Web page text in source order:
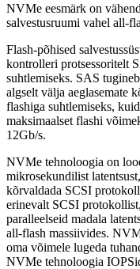
NVMe eesmärk on
salvestusruumi vahel all-
Flash-põhised
kontrolleri protsessoritelt
suhtlemiseks. SAS
algselt välja aeglasemate
flashiga suhtlemiseks,
maksimaalset flashi
12Gb/s.
NVMe tehnoloogia on
mikrosekundilist
kõrvaldada SCSI
erinevalt SCSI
paralleelseid madala
all-flash massiivides.
oma võimele lugeda
NVMe tehnoloogia